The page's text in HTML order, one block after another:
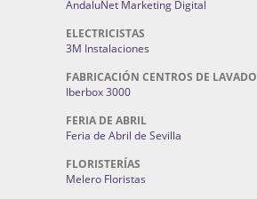
AndaluNet Marketing Digital
ELECTRICISTAS
3M Instalaciones
FABRICACIÓN CENTROS DE LAVADO
Iberbox 3000
FERIA DE ABRIL
Feria de Abril de Sevilla
FLORISTERÍAS
Melero Floristas